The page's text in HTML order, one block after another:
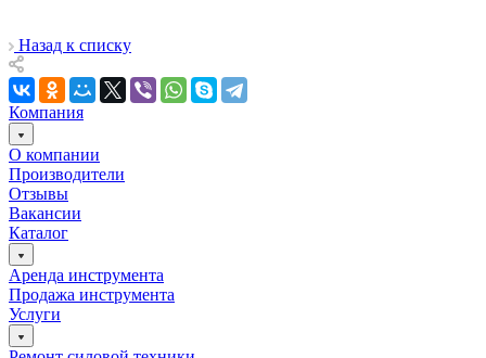
Назад к списку
Компания
О компании
Производители
Отзывы
Вакансии
Каталог
Аренда инструмента
Продажа инструмента
Услуги